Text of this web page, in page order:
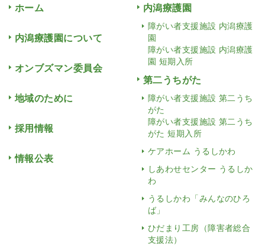
ホーム
内潟療護園について
オンブズマン委員会
地域のために
採用情報
情報公表
内潟療護園
障がい者支援施設 内潟療護
園
障がい者支援施設 内潟療護
園 短期入所
第二うちがた
障がい者支援施設 第二うち
がた
障がい者支援施設 第二うち
がた 短期入所
ケアホーム うるしかわ
しあわせセンター うるしか
わ
うるしかわ「みんなのひろ
ば」
ひだまり工房（障害者総合
支援法）